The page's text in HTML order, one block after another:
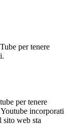
per tenere
per tenere
incorporati
sito web sta